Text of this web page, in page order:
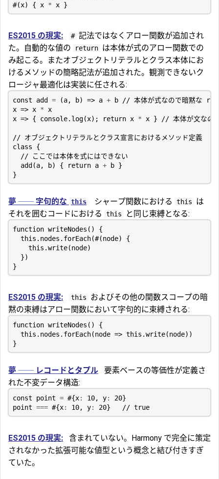
#(x) { x * x }
ES2015 の現実: # 記法ではなくアロー関数が追加され
た。自動的な値の
return は本体が式のアロー関数での
み起こる。またオブジェクトリテラルとクラス本体にお
けるメソッドの簡略記法が追加された。観測できないク
ロージャ最適化は実装に任される:
const add = (a, b) => a +
b
x => x *
x
x => { console. log(x); return x * x }
class
{
add (a, b) { return a + b }
}
夢 ── 字句的な this シャープ関数における this
は
それを囲むコードにおける
this と同じ束縛となる:
function writeNodes ()
{
this . nodes . forEach(#(node)
{
this .write(node)
})
}
ES2015 の現実: this
およびその他の関数スコープの暗
黙の束縛はアロー関数において字句的に束縛される:
function writeNodes ()
{
this . nodes . forEach(node => this .write(node))
}
夢 ── レコードとタプル
要素ベースの等価性が定義さ
れた不変データ構造:
const point = #{x: 10, y: 20}
point === #{x: 10, y: 20}
ES2015 の現実:
含まれていない。Harmony で完全に策定
されなかった拡張可能な値型という概念と結び付きすぎ
ていた。